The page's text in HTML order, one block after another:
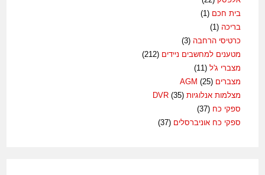
בית חכם (1)
בריכה (1)
כרטיסי הרחבה (3)
מטענים למחשבים ניידים (212)
מצברי ג'ל (11)
מצברים AGM(25)
מצלמות אנלוגיות DVR(35)
ספקי כח (37)
ספקי כח אוניברסלים (37)